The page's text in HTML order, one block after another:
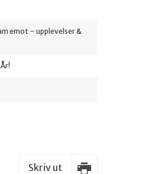
emot – upplevelser &
Skriv ut